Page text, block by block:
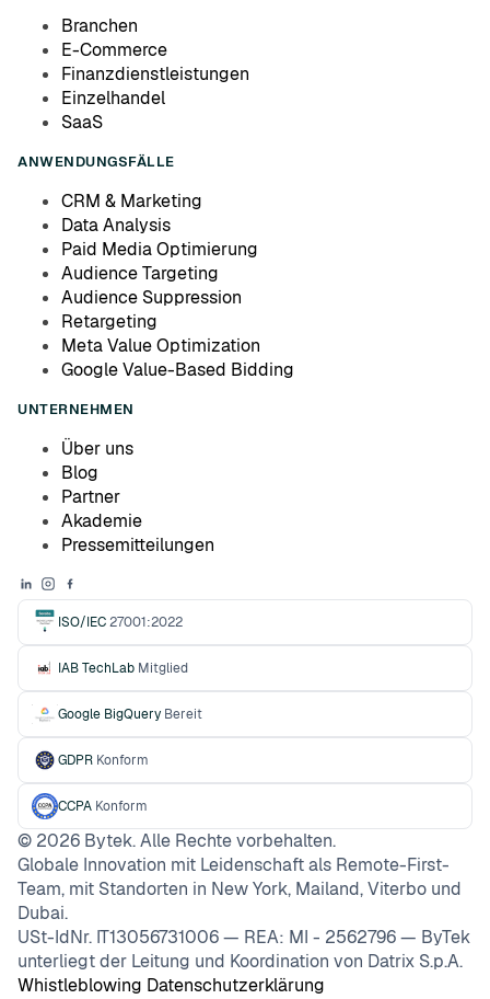
Branchen
E-Commerce
Finanzdienstleistungen
Einzelhandel
SaaS
ANWENDUNGSFÄLLE
CRM & Marketing
Data Analysis
Paid Media Optimierung
Audience Targeting
Audience Suppression
Retargeting
Meta Value Optimization
Google Value-Based Bidding
UNTERNEHMEN
Über uns
Blog
Partner
Akademie
Pressemitteilungen
ISO/IEC27001:2022
IAB TechLab Mitglied
Google BigQuery Bereit
GDPR Konform
CCPA Konform
© 2026 Bytek. Alle Rechte vorbehalten.
Globale Innovation mit Leidenschaft als Remote-First-
Team, mit Standorten in New York, Mailand, Viterbo und
Dubai.
USt-IdNr. IT13056731006 — REA: MI - 2562796 — ByTek
unterliegt der Leitung und Koordination von Datrix S.p.A.
Whistleblowing Datenschutzerklärung